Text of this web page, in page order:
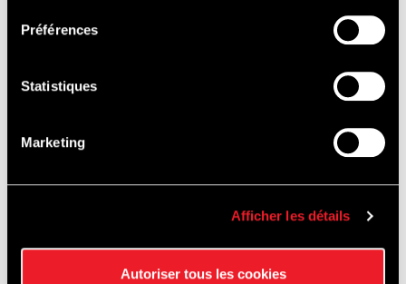
Préférences
Statistiques
Marketing
Afficher les détails
Autoriser tous les cookies